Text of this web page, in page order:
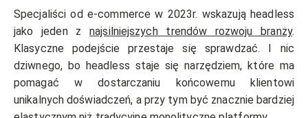
Specjaliści od e-commerce w 2023r. wskazują headless
jako jeden znajsilniejszych trendów rozwoju branży.
Klasyczne podejście przestaje się sprawdzać. I nic
dziwnego, bo headless staje się narzędziem, które ma
pomagać w dostarczaniu końcowemu klientowi
unikalnych doświadczeń, a przy tym być znacznie bardziej